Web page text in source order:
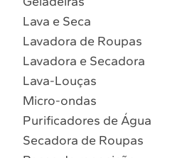
Localizar
Lava e Seca
Lavadora de Roupas
Lavadora e Secadora
Lava-Louças
Micro-ondas
Purificadores de Água
Secadora de Roupas